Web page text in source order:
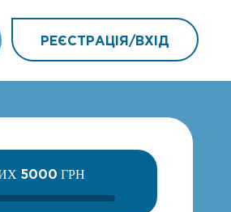
РЕЄСТРАЦІЯ/ВХIД
5000 ГРН